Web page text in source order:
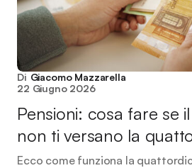
Di Giacomo Mazzarella
22 Giugno 2026
Pensioni: cosa fare se
non ti versano la
Ecco come funziona la